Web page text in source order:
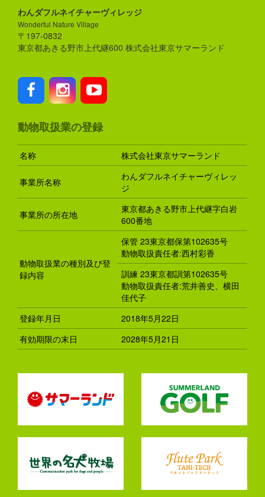
わんダフルネイチャーヴィレッジ
Wonderful Nature Village
〒197-0832
東京都あきる野市上代継600 株式会社東京サマーランド
動物取扱業の登録
名称 株式会社東京サマーランド
事業所名称
わんダフルネイチャーヴィレッ
ジ
事業所の所在地
東京都あきる野市上代継字白岩
600番地
動物取扱業の種別及び登
録内容
保管 23東京都保第102635号
動物取扱責任者:西村彩香
訓練 23東京都訓第102635号
動物取扱責任者:荒井善史、横田
佳代子
登録年月日
2018年5月22日
有効期限の末日
2028年5月21日